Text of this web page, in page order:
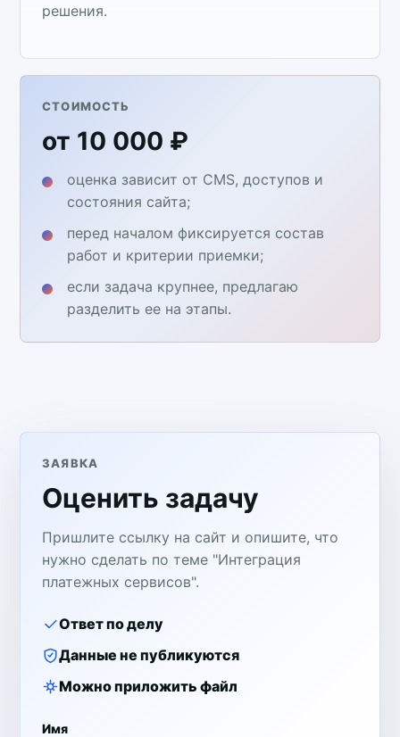
решения.
СТОИМОСТЬ
от 10 000 ₽
оценка зависит от CMS, доступов и
состояния сайта;
перед началом фиксируется состав
работ и критерии приемки;
если задача крупнее, предлагаю
разделить ее на этапы.
ЗАЯВКА
Оценить задачу
Пришлите ссылку на сайт и опишите, что
нужно сделать по теме "Интеграция
платежных сервисов".
Ответ по делу
Данные не публикуются
Можно приложить файл
Имя